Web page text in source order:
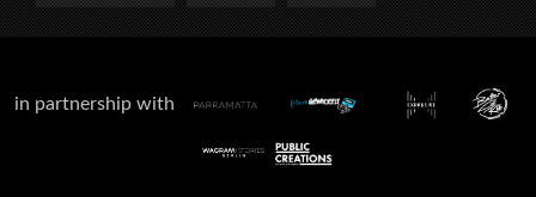
in partnership with